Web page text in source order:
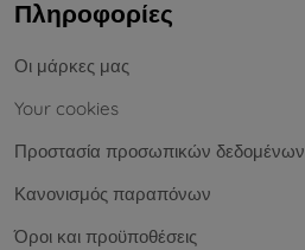
Πληροφορίες
Οι μάρκες μας
Your cookies
Προστασία προσωπικών δεδομένων
Κανονισμός παραπόνων
Όροι και προϋποθέσεις